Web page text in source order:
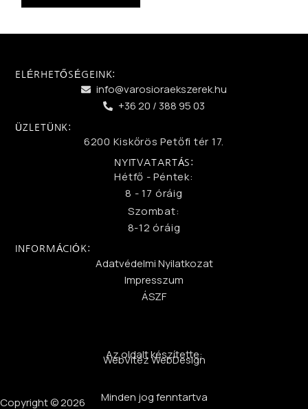
ELÉRHETŐSÉGEINK:
info@varosioraekszerek.hu
+36 20 / 388 95 03
ÜZLETÜNK:
6200 Kiskőrös Petőfi tér 17.
NYITVATARTÁS:
Hétfő - Péntek:
8 - 17 óráig
Szombat:
8-12 óráig
INFORMÁCIÓK:
Adatvédelmi Nyilatkozat
Impresszum
ÁSZF
Az oldalt készítette:
WebVitéz WebDesign
Minden jog fenntartva
Copyright © 2026